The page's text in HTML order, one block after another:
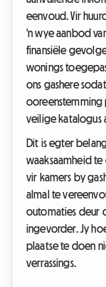
eenvoud. Vir
'n wye aanbod
finansiële
wonings
ons gashere
ooreenstemming
veilige katalogus
Dit is egter
waaksaamheid
vir kamers by
almal te
outomaties deur
ingevorder. Jy
plaatse te doen
verrassings.